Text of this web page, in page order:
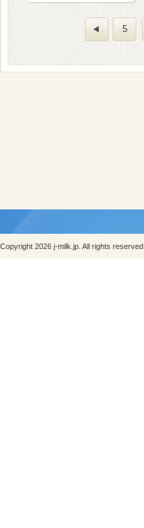
5
Copyright 2026 j-milk.jp. All rights reserved.